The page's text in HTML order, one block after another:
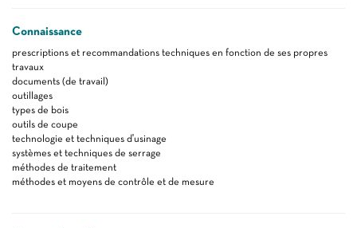
Connaissance
prescriptions et recommandations techniques en fonction de ses propres
travaux
documents (de travail)
outillages
types de bois
outils de coupe
technologie et techniques d'usinage
systèmes et techniques de serrage
méthodes de traitement
méthodes et moyens de contrôle et de mesure